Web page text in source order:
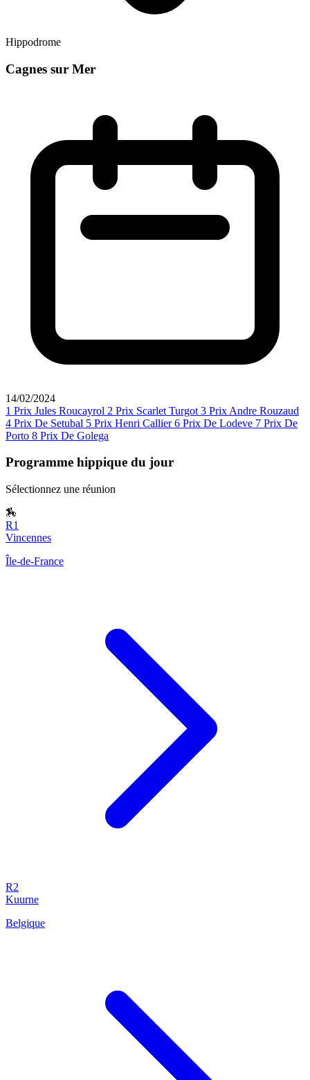
Hippodrome
Cagnes sur Mer
14/02/2024
1 Prix Jules Roucayrol 2 Prix Scarlet Turgot 3 Prix Andre Rouzaud
4 Prix De Setubal 5 Prix Henri Callier 6 Prix De Lodeve 7 Prix De
Porto 8 Prix De Golega
Programme hippique du jour
Sélectionnez une réunion
🏇
R1
Vincennes
Île-de-France
R2
Kuurne
Belgique